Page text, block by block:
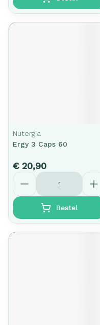
Nutergia
Ergy 3 Caps 60
€ 20,90
Aantal
Bestel